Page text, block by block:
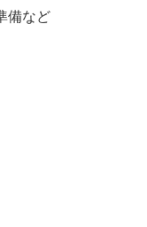
備など